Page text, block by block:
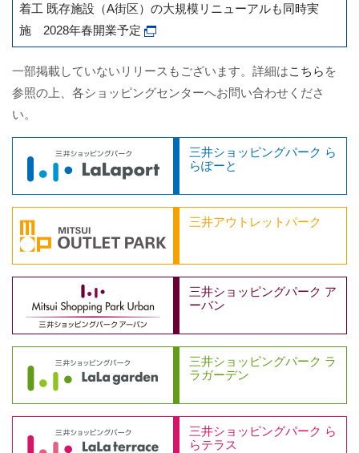
着工 既存施設（A街区）の大規模リニューアルも同時実
施 2028年春開業予定
一部掲載していないリリースもございます。詳細はこちら を
参照の上、各ショッピングセンターへお問い合わせくださ
い。
三井ショッピングパーク ら
らぽーと
三井アウトレットパーク
三井ショッピングパーク ア
ーバン
三井ショッピングパーク ラ
ラガーデン
三井ショッピングパーク ら
らテラス